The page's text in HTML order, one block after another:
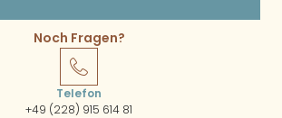
Noch Fragen?
Telefon
+49 (228) 915 614 81